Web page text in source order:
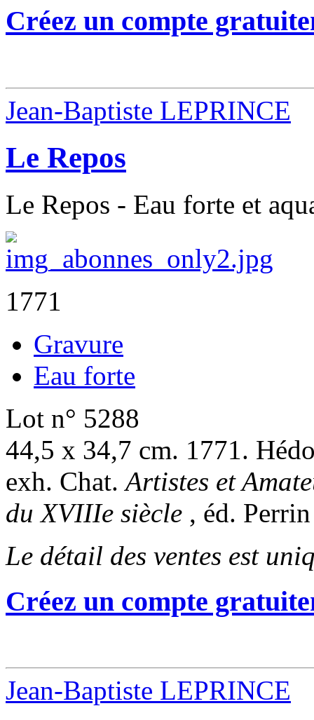
Créez un compte
Jean-Baptiste LEPRINCE
Le Repos
Le Repos - Eau forte et
1771
Gravure
Eau forte
Lot n° 5288
44,5 x 34,7 cm. 1771.
exh. Chat.Artistes et
du XVIIIe siècle , éd.
Le détail des ventes est
Créez un compte
Jean-Baptiste LEPRINCE